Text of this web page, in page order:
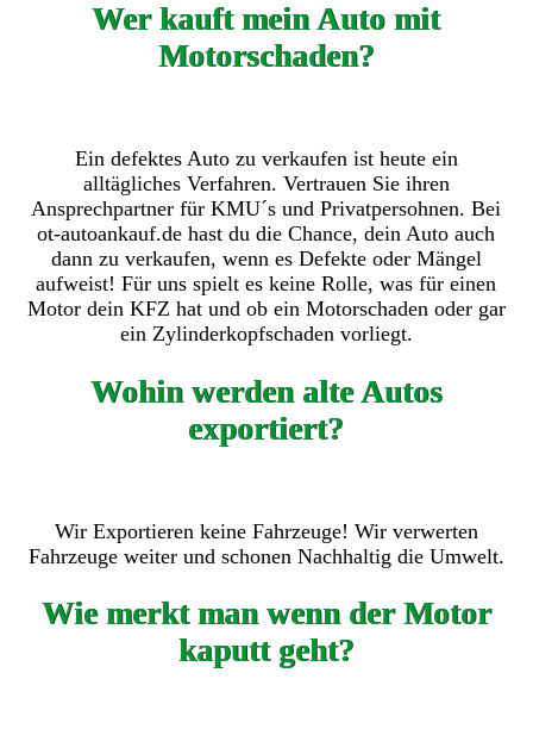
Wer kauft mein Auto mit
Motorschaden?
Ein defektes Auto zu verkaufen ist heute ein
alltägliches Verfahren. Vertrauen Sie ihren
Ansprechpartner für KMU´s und Privatpersohnen. Bei
ot-autoankauf.de hast du die Chance, dein Auto auch
dann zu verkaufen, wenn es Defekte oder Mängel
aufweist! Für uns spielt es keine Rolle, was für einen
Motor dein KFZ hat und ob ein Motorschaden oder gar
ein Zylinderkopfschaden vorliegt.
Wohin werden alte Autos
exportiert?
Wir Exportieren keine Fahrzeuge! Wir verwerten
Fahrzeuge weiter und schonen Nachhaltig die Umwelt.
Wie merkt man wenn der Motor
kaputt geht?